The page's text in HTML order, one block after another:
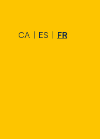
CA ES FR